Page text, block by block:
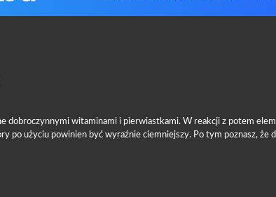
dobroczynnymi witaminami i pierwiastkami. W reakcji z potem
po użyciu powinien być wyraźnie ciemniejszy. Po tym poznasz, że